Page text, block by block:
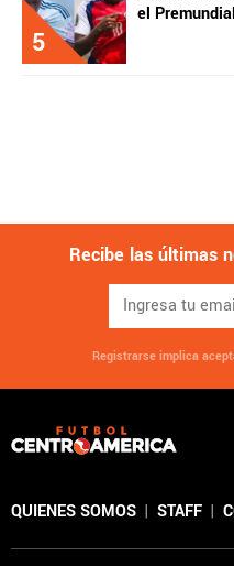
5
el
Recibe las últimas
Registrarse implica
QUIENES SOMOS | STAFF |